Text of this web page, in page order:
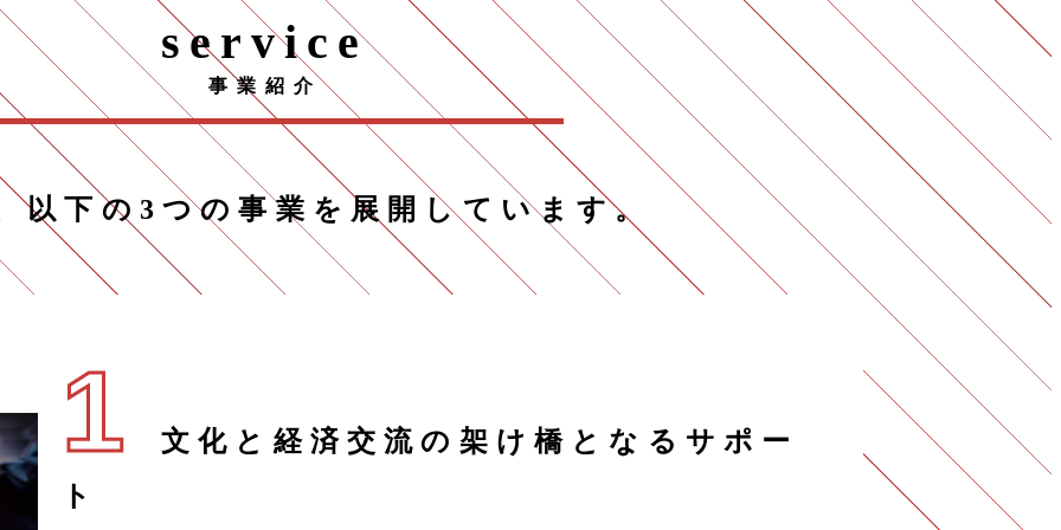
service
事業紹介
以下の3つの事業を展開しています。
1
文化と経済交流の架け橋となるサポー
ト